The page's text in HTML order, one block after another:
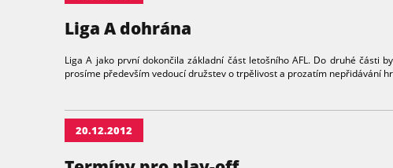
Liga A dohrána
Liga A jako první dokončila základní část letošního AFL. Do druhé části
prosíme především vedoucí družstev o trpělivost a prozatím nepřidávání
20.12.2012